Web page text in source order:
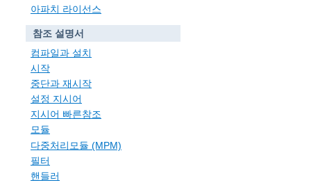
아파치 라이선스
참조 설명서
컴파일과 설치
시작
중단과 재시작
설정 지시어
지시어 빠른참조
모듈
다중처리모듈 (MPM)
필터
핸들러